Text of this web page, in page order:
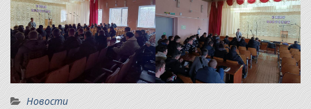
Новости